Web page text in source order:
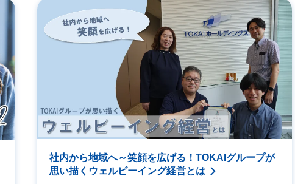
社内から地域へ～笑顔を広げる！TOKAIグループが
思い描くウェルビーイング経営とは